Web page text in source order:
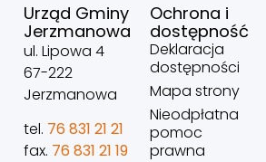
Urząd Gminy
Jerzmanowa
ul. Lipowa 4
67-222
Jerzmanowa
tel. 76 831 21 21
fax. 76 831 21 19
Ochrona i
dostępność
Deklaracja
dostępności
Mapa strony
Nieodpłatna
pomoc
prawna